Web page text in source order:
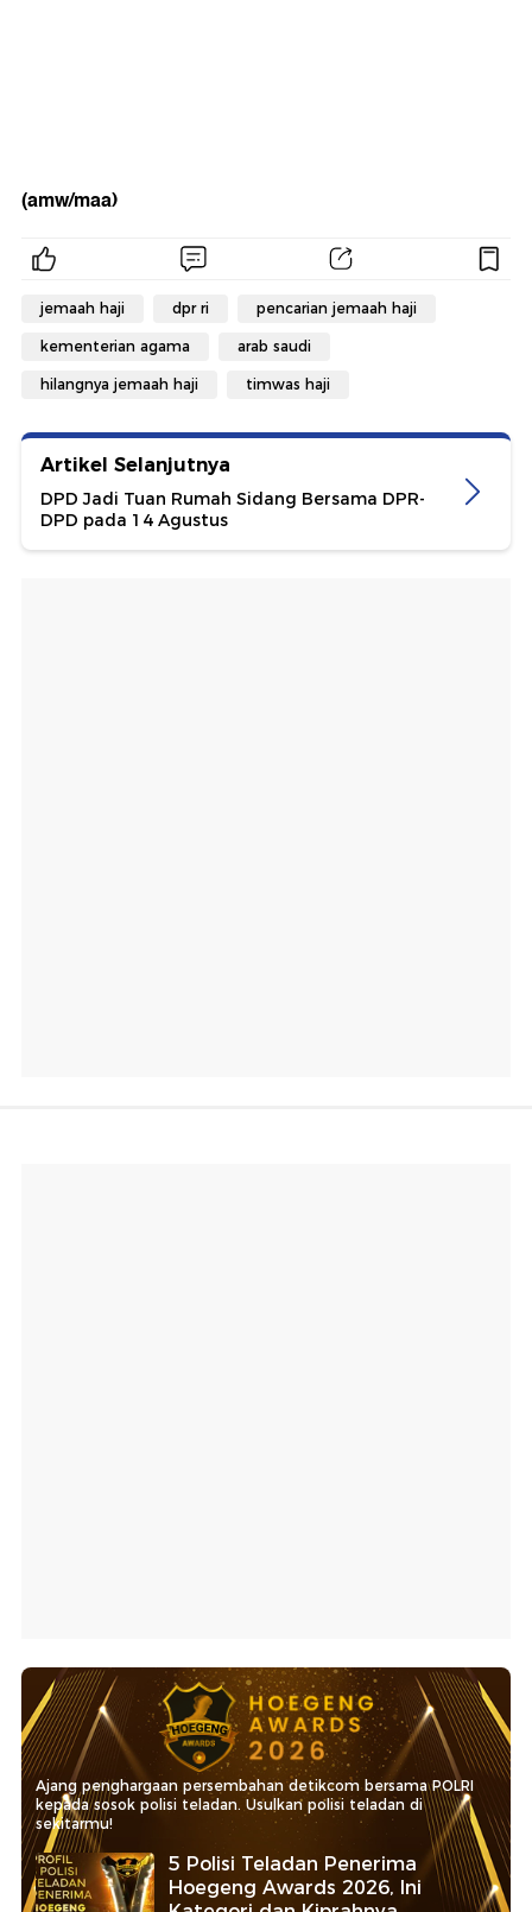
(amw/maa)
jemaah haji dpr ri pencarian jemaah haji
kementerian agama arab saudi
hilangnya jemaah haji timwas haji
Artikel Selanjutnya
DPD Jadi Tuan Rumah Sidang Bersama DPR-
DPD pada 14 Agustus
Ajang penghargaan persembahan detikcom bersama POLRI
kepada sosok polisi teladan. Usulkan polisi teladan di
sekitarmu!
5 Polisi Teladan Penerima
Hoegeng Awards 2026, Ini